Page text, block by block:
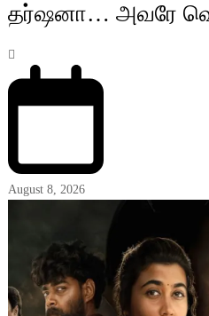
தர்ஷனா… அவரே
August 8, 2026